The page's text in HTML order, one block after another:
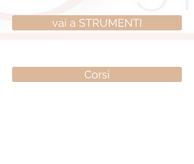
vai a STRUMENTI
Corsi